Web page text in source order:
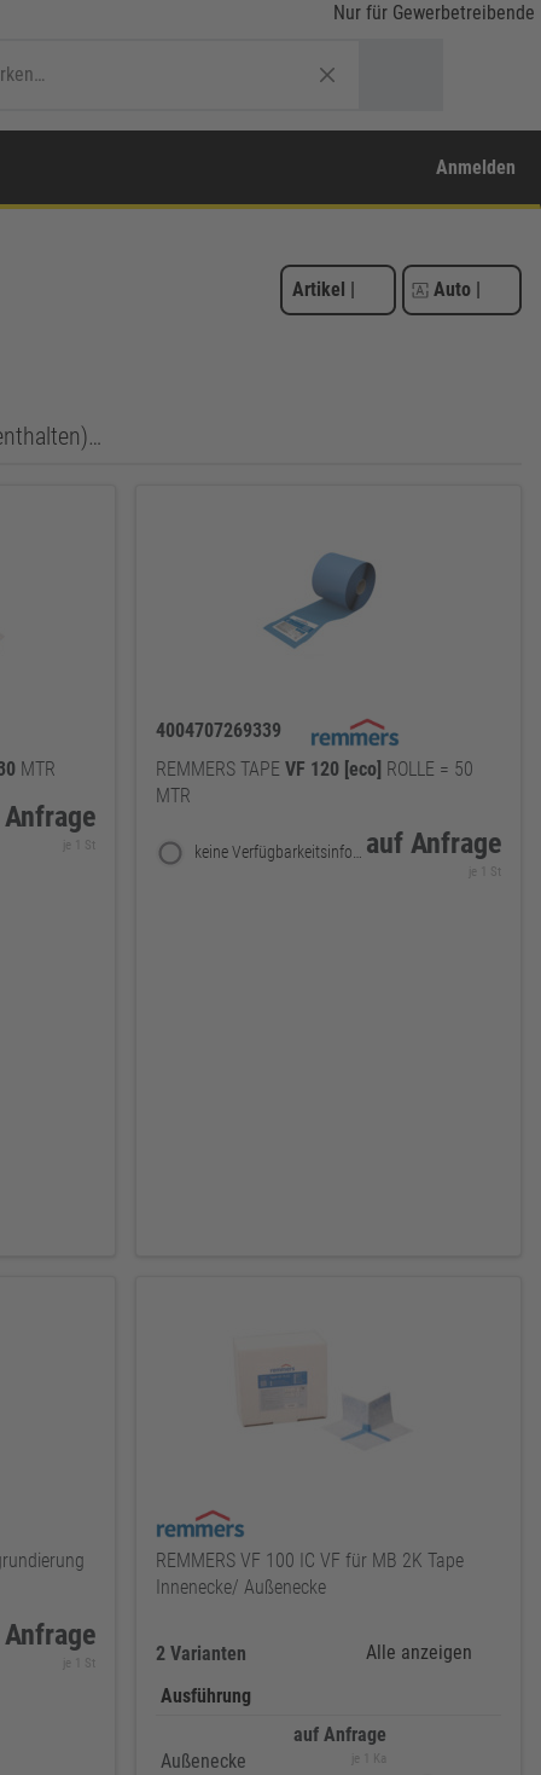
Nur für Gewerbetreibende
Anmelden
Artikel | Auto |
MTR
je 1 St
4004707269339
REMMERS TAPE VF 120 [eco] ROLLE = 50
MTR
keine Verfügbarkeitsinformationen auf Anfrage
je 1 St
je 1 St
REMMERS VF 100 IC VF für MB 2K Tape
Innenecke/ Außenecke
2 Varianten
Alle anzeigen
Ausführung
Außenecke
auf Anfrage
je 1 Ka